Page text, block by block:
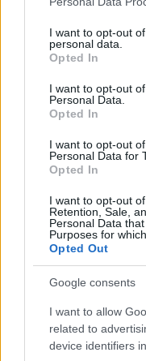
not limited to your visit
grant or deny consent
use your data for
consent section.
I want to opt-out
personal data.
Opted In
I want to opt-out
Personal Data.
Opted In
I want to opt-out
Personal Data for
Opted In
I want to opt-out
Retention, Sale,
Personal Data
Purposes for
Opted Out
Google consents
I want to allow
related to
device identifiers
Continua a